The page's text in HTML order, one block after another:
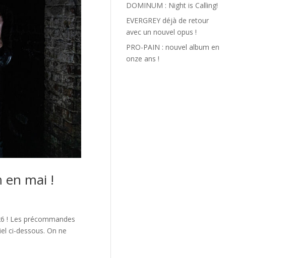
en mai !
! Les précommandes
ci-dessous. On ne
DOMINUM : Night is Calling!
EVERGREY déjà de retour
avec un nouvel opus !
PRO-PAIN : nouvel album en
onze ans !